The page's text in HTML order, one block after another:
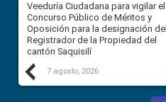
Previous
Veeduría Ciudadana para vigilar el
Concurso Público de Méritos y
Oposición para la designación del
Registrador de la Propiedad del
cantón Saquisilí
7 agosto, 2026